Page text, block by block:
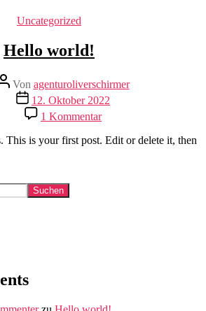
Kategorien
Uncategorized
Hello world!
Beitragsautor
Von agenturoliverschirmer
Veröffentlichungsdatum
12. Oktober 2022
1 Kommentarzu
Hello
world!
This is your first post. Edit or delete it, then
Suchen